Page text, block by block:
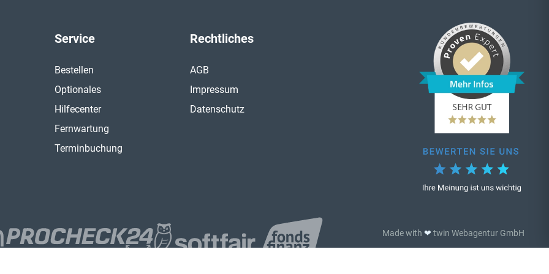
Service
Bestellen
Optionales
Hilfecenter
Fernwartung
Terminbuchung
Rechtliches
AGB
Impressum
Datenschutz
Made with ❤ twin Webagentur GmbH